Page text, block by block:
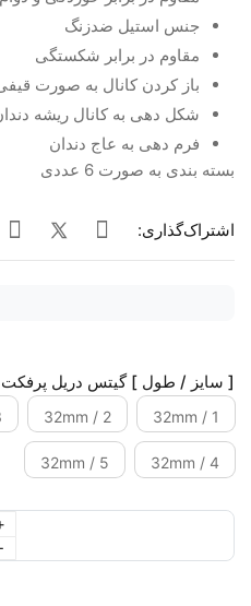
جنس استیل ضدزنگ
مقاوم در برابر شکستگی
باز کردن کانال به صورت
شکل دهی به کانال ریشه
فرم دهی به عاج دندان
بسته بندی به صورت 6 عددی
اشتراک‌گذاری:
[ سایز / طول ] گیتس دریل پرفکت Gates Drills Perfect:
1 / 32mm
2 / 32mm
4 / 32mm
5 / 32mm